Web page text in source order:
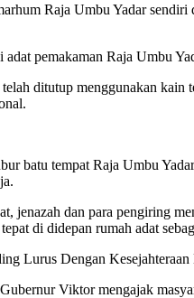
Raja Umbu Yadar
pemakaman Raja Umbu
ditutup menggunakan
batu tempat Raja Umbu
jenazah dan para pengiring
di didepan rumah adat
Lurus Dengan Kesejahteraan
Viktor mengajak